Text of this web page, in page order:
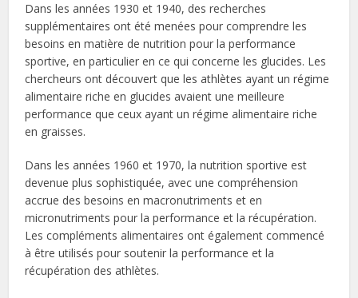
Dans les années 1930 et 1940, des recherches
supplémentaires ont été menées pour comprendre les
besoins en matière de nutrition pour la performance
sportive, en particulier en ce qui concerne les glucides. Les
chercheurs ont découvert que les athlètes ayant un régime
alimentaire riche en glucides avaient une meilleure
performance que ceux ayant un régime alimentaire riche
en graisses.
Dans les années 1960 et 1970, la nutrition sportive est
devenue plus sophistiquée, avec une compréhension
accrue des besoins en macronutriments et en
micronutriments pour la performance et la récupération.
Les compléments alimentaires ont également commencé
à être utilisés pour soutenir la performance et la
récupération des athlètes.